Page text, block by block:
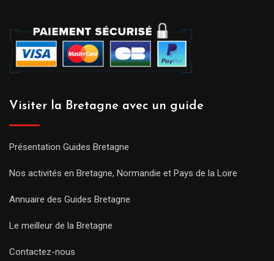
Visiter la Bretagne avec un guide
Présentation Guides Bretagne
Nos activités en Bretagne, Normandie et Pays de la Loire
Annuaire des Guides Bretagne
Le meilleur de la Bretagne
Contactez-nous